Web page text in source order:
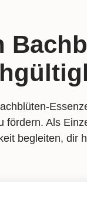
fördern. Als
begleiten, dir